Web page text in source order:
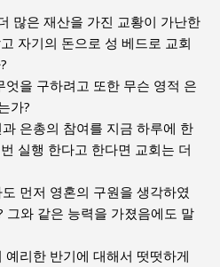
많은 재산을 가진 교황이 가난한
자기의 돈으로 성 베드로 교회
을 구하려고 또한 무슨 영적 은
가?
은총의 참여를 지금 하루에 한
실행 한다고 한다면 교회는 더
먼저 영혼의 구원을 생각하였
그와 같은 능력을 가졌음에도 말
리한 반기에 대해서 떳떳하게